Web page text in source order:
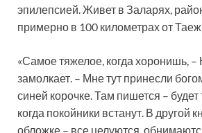
эпилепсией. Живет в Заларях,
примерно в 100 километрах от
«Самое тяжелое, когда хоронишь,
замолкает. – Мне тут принесли
синей корочке. Там пишется –
когда покойники встанут. В другой
обложке – все целуются,